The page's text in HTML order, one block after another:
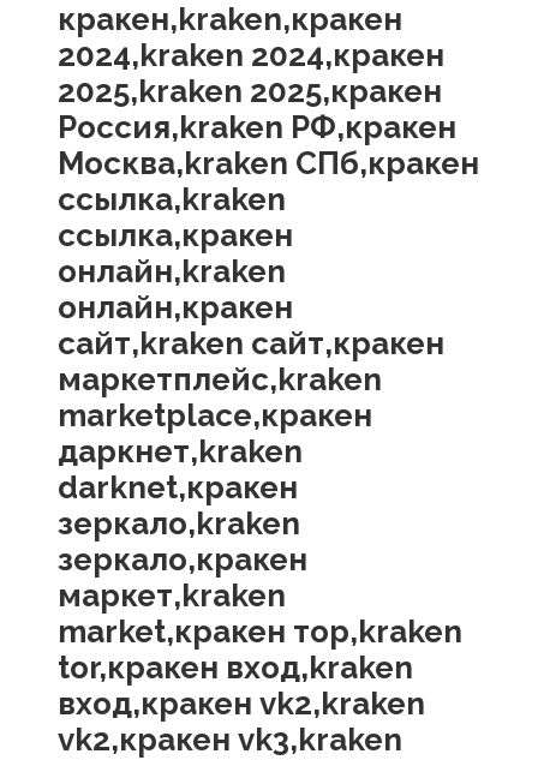
кракен,kraken,кракен
2024,kraken 2024,кракен
2025,kraken 2025,кракен
Россия,kraken РФ,кракен
Москва,kraken СПб,кракен
ссылка,kraken
ссылка,кракен
онлайн,kraken
онлайн,кракен
сайт,kraken сайт,кракен
маркетплейс,kraken
marketplace,кракен
даркнет,kraken
darknet,кракен
зеркало,kraken
зеркало,кракен
маркет,kraken
market,кракен тор,kraken
tor,кракен вход,kraken
вход,кракен vk2,kraken
vk2,кракен vk3,kraken